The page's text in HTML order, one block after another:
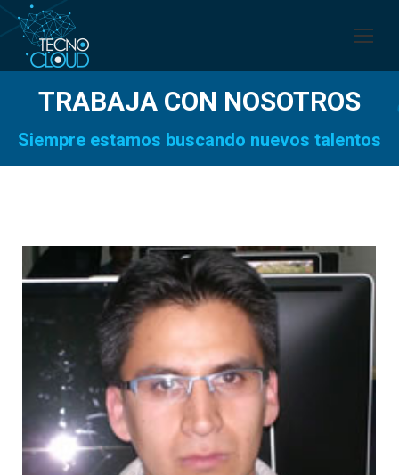
TRABAJA CON NOSOTROS
Siempre estamos buscando nuevos talentos